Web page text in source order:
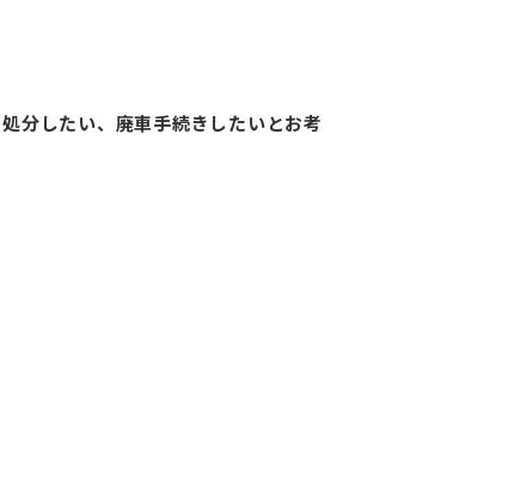
分したい、廃車手続きしたいとお考